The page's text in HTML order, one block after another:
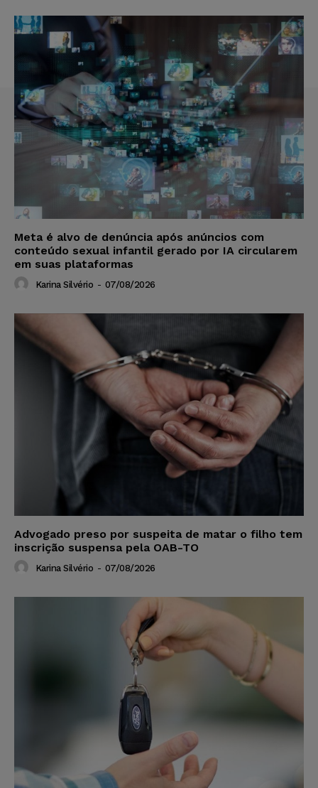
Meta é alvo de denúncia após anúncios com
conteúdo sexual infantil gerado por IA circularem
em suas plataformas
Karina Silvério - 07/08/2026
Advogado preso por suspeita de matar o filho tem
inscrição suspensa pela OAB-TO
Karina Silvério - 07/08/2026